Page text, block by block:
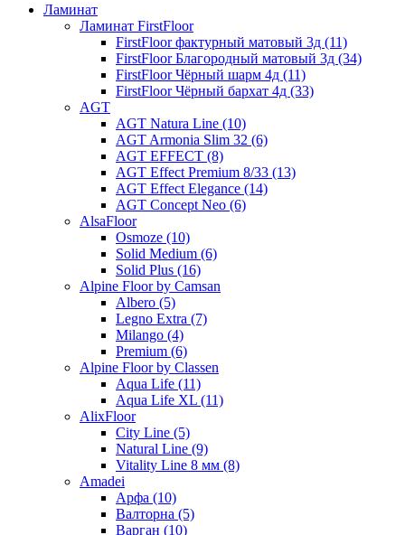
Ламинат
Ламинат FirstFloor
FirstFloor фактурный матовый 3д (11)
FirstFloor Благородный матовый 3д (34)
FirstFloor Чёрный шарм 4д (11)
FirstFloor Чёрный бархат 4д (33)
AGT
AGT Natura Line (10)
AGT Armonia Slim 32 (6)
AGT EFFECT (8)
AGT Effect Premium 8/33 (13)
AGT Effect Elegance (14)
AGT Concept Neo (6)
AlsaFloor
Osmoze (10)
Solid Medium (6)
Solid Plus (16)
Alpine Floor by Camsan
Albero (5)
Legno Extra (7)
Milango (4)
Premium (6)
Alpine Floor by Classen
Aqua Life (11)
Aqua Life XL (11)
AlixFloor
City Line (5)
Natural Line (9)
Vitality Line 8 мм (8)
Amadei
Арфа (10)
Валторна (5)
Варган (10)